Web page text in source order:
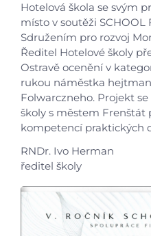
Úvod
Aktuálně
Studium
Hotelová škola se svým
místo v soutěži SCHOOL
Sdružením pro rozvoj
Ředitel Hotelové školy
Ostravě ocenění v
rukou náměstka
Folwarczneho. Projekt
školy s městem Frenštát
kompetencí praktických
RNDr. Ivo Herman
ředitel školy